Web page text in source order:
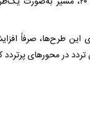
این طرح‌ها، صرفاً
تردد در محورهای